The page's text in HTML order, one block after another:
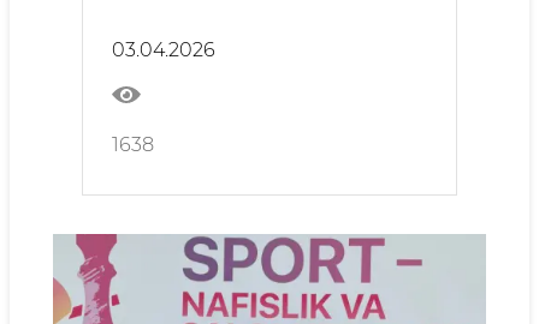
ishtirok etmoqda.
03.04.2026
1638